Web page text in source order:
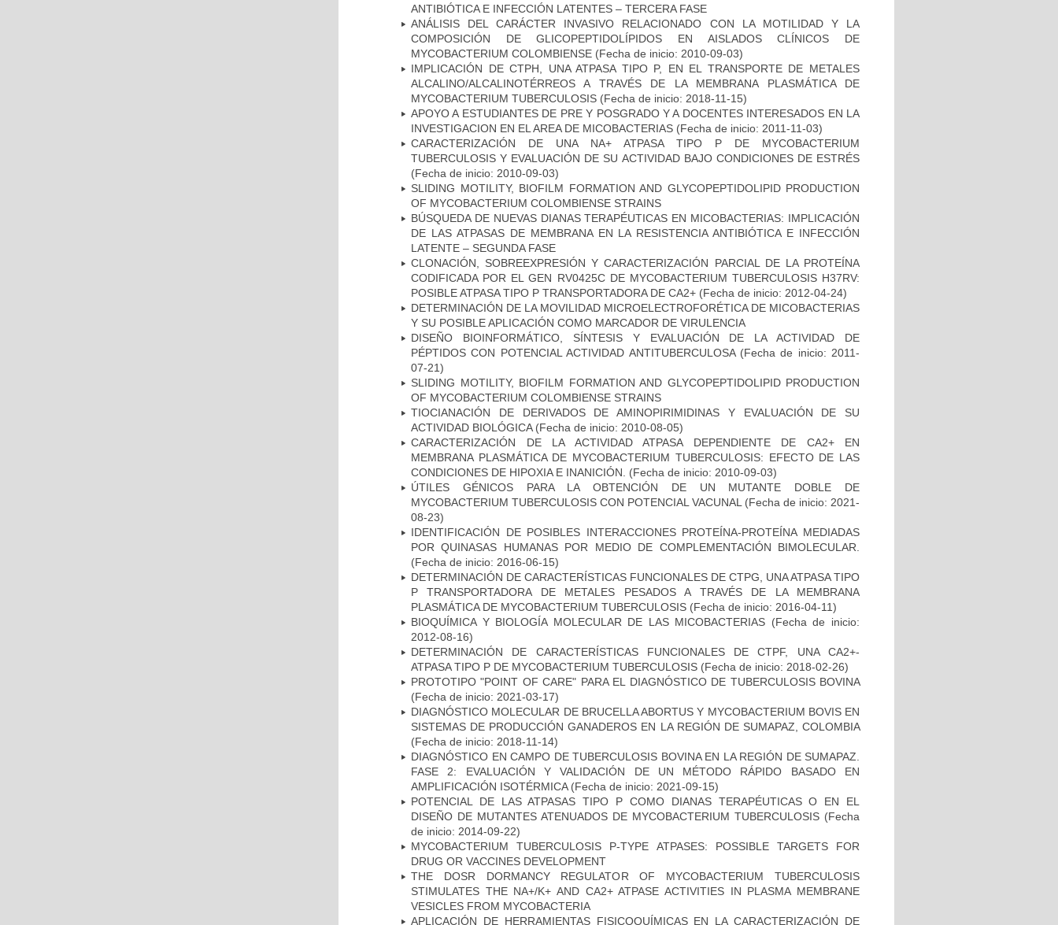
ANTIBIÓTICA E INFECCIÓN LATENTES – TERCERA FASE
ANÁLISIS DEL CARÁCTER INVASIVO RELACIONADO CON LA MOTILIDAD Y LA
COMPOSICIÓN DE GLICOPEPTIDOLÍPIDOS EN AISLADOS CLÍNICOS DE
MYCOBACTERIUM COLOMBIENSE (Fecha de inicio: 2010-09-03)
IMPLICACIÓN DE CTPH, UNA ATPASA TIPO P, EN EL TRANSPORTE DE METALES
ALCALINO/ALCALINOTÉRREOS A TRAVÉS DE LA MEMBRANA PLASMÁTICA DE
MYCOBACTERIUM TUBERCULOSIS (Fecha de inicio: 2018-11-15)
APOYO A ESTUDIANTES DE PRE Y POSGRADO Y A DOCENTES INTERESADOS EN LA
INVESTIGACION EN EL AREA DE MICOBACTERIAS (Fecha de inicio: 2011-11-03)
CARACTERIZACIÓN DE UNA NA+ ATPASA TIPO P DE MYCOBACTERIUM
TUBERCULOSIS Y EVALUACIÓN DE SU ACTIVIDAD BAJO CONDICIONES DE ESTRÉS
(Fecha de inicio: 2010-09-03)
SLIDING MOTILITY, BIOFILM FORMATION AND GLYCOPEPTIDOLIPID PRODUCTION
OF MYCOBACTERIUM COLOMBIENSE STRAINS
BÚSQUEDA DE NUEVAS DIANAS TERAPÉUTICAS EN MICOBACTERIAS: IMPLICACIÓN
DE LAS ATPASAS DE MEMBRANA EN LA RESISTENCIA ANTIBIÓTICA E INFECCIÓN
LATENTE – SEGUNDA FASE
CLONACIÓN, SOBREEXPRESIÓN Y CARACTERIZACIÓN PARCIAL DE LA PROTEÍNA
CODIFICADA POR EL GEN RV0425C DE MYCOBACTERIUM TUBERCULOSIS H37RV:
POSIBLE ATPASA TIPO P TRANSPORTADORA DE CA2+ (Fecha de inicio: 2012-04-24)
DETERMINACIÓN DE LA MOVILIDAD MICROELECTROFORÉTICA DE MICOBACTERIAS
Y SU POSIBLE APLICACIÓN COMO MARCADOR DE VIRULENCIA
DISEÑO BIOINFORMÁTICO, SÍNTESIS Y EVALUACIÓN DE LA ACTIVIDAD DE
PÉPTIDOS CON POTENCIAL ACTIVIDAD ANTITUBERCULOSA(Fecha de inicio: 2011-
07-21)
SLIDING MOTILITY, BIOFILM FORMATION AND GLYCOPEPTIDOLIPID PRODUCTION
OF MYCOBACTERIUM COLOMBIENSE STRAINS
TIOCIANACIÓN DE DERIVADOS DE AMINOPIRIMIDINAS Y EVALUACIÓN DE SU
ACTIVIDAD BIOLÓGICA(Fecha de inicio: 2010-08-05)
CARACTERIZACIÓN DE LA ACTIVIDAD ATPASA DEPENDIENTE DE CA2+ EN
MEMBRANA PLASMÁTICA DE MYCOBACTERIUM TUBERCULOSIS: EFECTO DE LAS
CONDICIONES DE HIPOXIA E INANICIÓN.
(Fecha de inicio: 2010-09-03)
ÚTILES GÉNICOS PARA LA OBTENCIÓN DE UN MUTANTE DOBLE DE
MYCOBACTERIUM TUBERCULOSIS CON POTENCIAL VACUNAL (Fecha de inicio: 2021-
08-23)
IDENTIFICACIÓN DE POSIBLES INTERACCIONES PROTEÍNA-PROTEÍNA MEDIADAS
POR QUINASAS HUMANAS POR MEDIO DE COMPLEMENTACIÓN BIMOLECULAR.
(Fecha de inicio: 2016-06-15)
DETERMINACIÓN DE CARACTERÍSTICAS FUNCIONALES DE CTPG, UNA ATPASA TIPO
P TRANSPORTADORA DE METALES PESADOS A TRAVÉS DE LA MEMBRANA
PLASMÁTICA DE MYCOBACTERIUM TUBERCULOSIS (Fecha de inicio: 2016-04-11)
BIOQUÍMICA Y BIOLOGÍA MOLECULAR DE LAS MICOBACTERIAS (Fecha de inicio:
2012-08-16)
DETERMINACIÓN DE CARACTERÍSTICAS FUNCIONALES DE CTPF, UNA CA2+-
ATPASA TIPO P DE MYCOBACTERIUM TUBERCULOSIS (Fecha de inicio: 2018-02-26)
PROTOTIPO "POINT OF CARE" PARA EL DIAGNÓSTICO DE TUBERCULOSIS BOVINA
(Fecha de inicio: 2021-03-17)
DIAGNÓSTICO MOLECULAR DE BRUCELLA ABORTUS Y MYCOBACTERIUM BOVIS EN
SISTEMAS DE PRODUCCIÓN GANADEROS EN LA REGIÓN DE SUMAPAZ, COLOMBIA
(Fecha de inicio: 2018-11-14)
DIAGNÓSTICO EN CAMPO DE TUBERCULOSIS BOVINA EN LA REGIÓN DE SUMAPAZ.
FASE 2: EVALUACIÓN Y VALIDACIÓN DE UN MÉTODO RÁPIDO BASADO EN
AMPLIFICACIÓN ISOTÉRMICA(Fecha de inicio: 2021-09-15)
POTENCIAL DE LAS ATPASAS TIPO P COMO DIANAS TERAPÉUTICAS O EN EL
DISEÑO DE MUTANTES ATENUADOS DE MYCOBACTERIUM TUBERCULOSIS (Fecha
de inicio: 2014-09-22)
MYCOBACTERIUM TUBERCULOSIS P-TYPE ATPASES: POSSIBLE TARGETS FOR
DRUG OR VACCINES DEVELOPMENT
THE DOSR DORMANCY REGULATOR OF MYCOBACTERIUM TUBERCULOSIS
STIMULATES THE NA+/K+ AND CA2+ ATPASE ACTIVITIES IN PLASMA MEMBRANE
VESICLES FROM MYCOBACTERIA
APLICACIÓN DE HERRAMIENTAS FISICOQUÍMICAS EN LA CARACTERIZACIÓN DE